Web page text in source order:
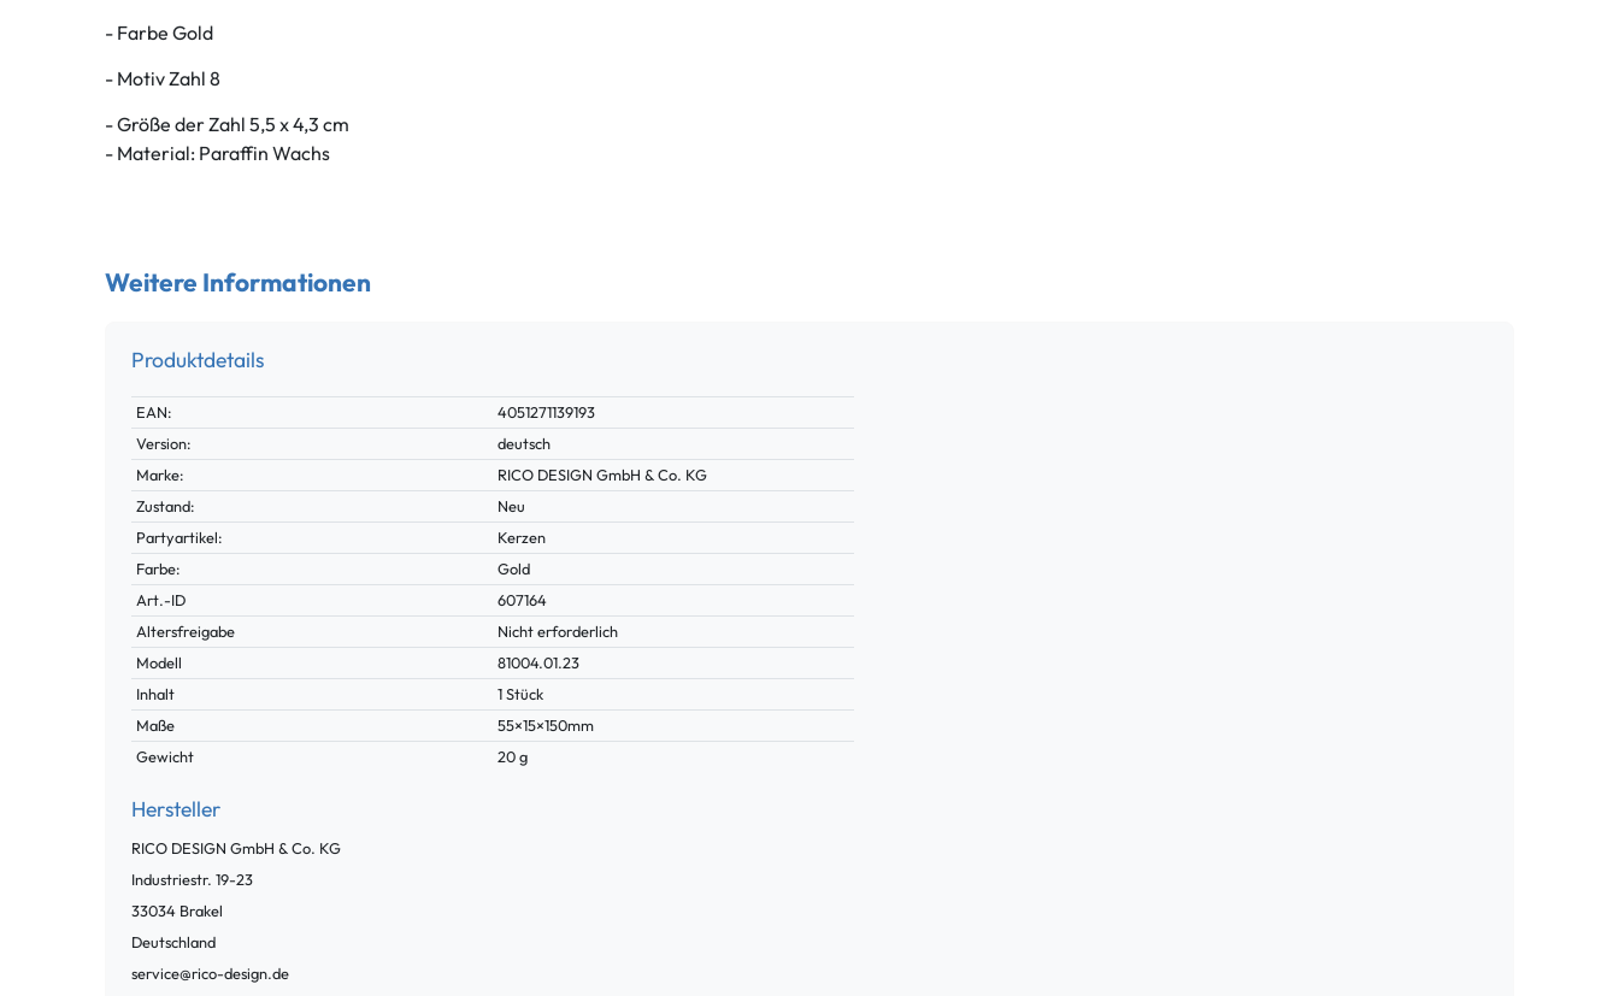
- Farbe Gold
- Motiv Zahl 8
- Größe der Zahl 5,5 x 4,3 cm
- Material: Paraffin Wachs
Weitere Informationen
Produktdetails
Technisches
Merkmal
Wert
EAN:
4051271139193
Version:
deutsch
Marke:
RICO DESIGN GmbH & Co. KG
Zustand:
Neu
Partyartikel:
Kerzen
Farbe:
Gold
Technisches
Merkmal
Wert
Art.-ID
607164
Altersfreigabe
Nicht erforderlich
Modell
81004.01.23
Inhalt
1 Stück
Maße
55×15×150mm
Gewicht
20 g
Hersteller
RICO DESIGN GmbH & Co. KG
Industriestr. 19-23
33034 Brakel
Deutschland
service@rico-design.de